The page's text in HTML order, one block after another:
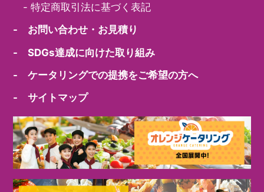
-特定商取引法に基づく表記
- お問い合わせ・お見積り
- SDGs達成に向けた取り組み
- ケータリングでの提携をご希望の方へ
- サイトマップ